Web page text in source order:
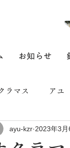
お知らせ
ラマス アユ
ayu-kzr 2023年3月